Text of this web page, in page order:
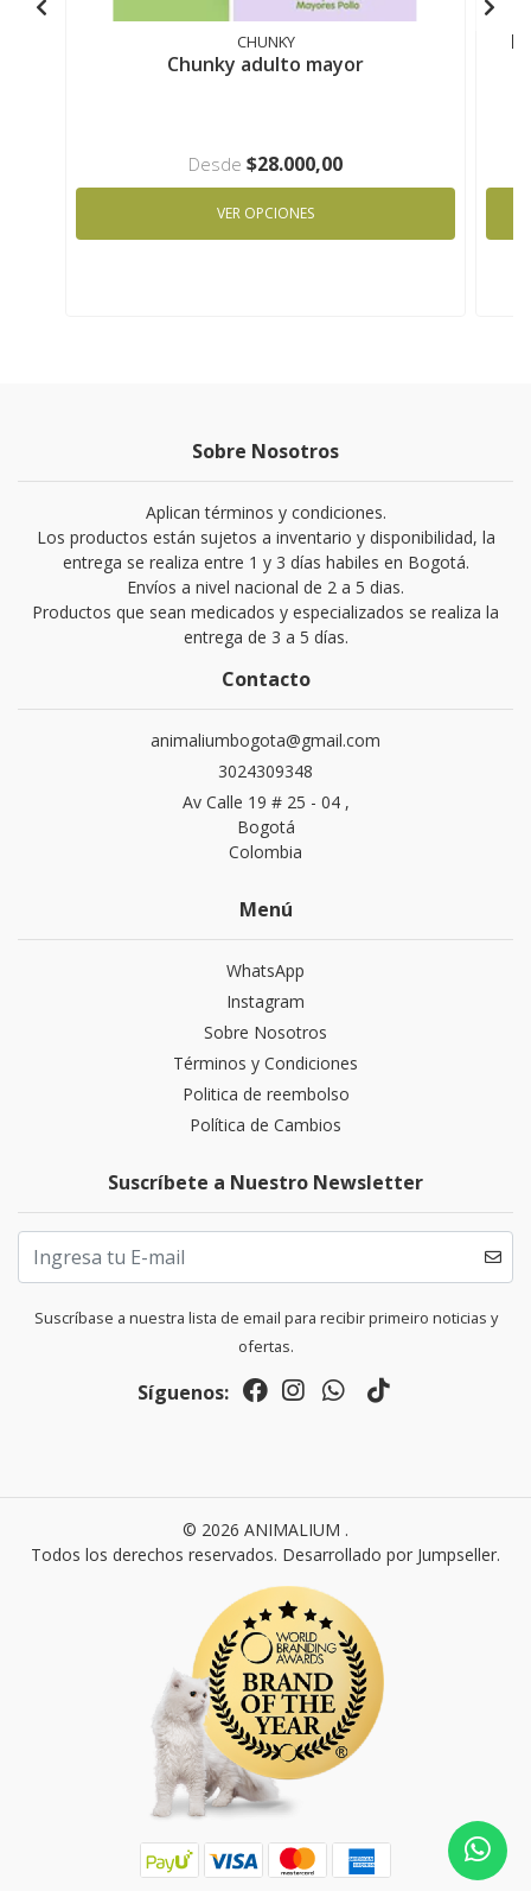
CHUNKY
Chunky adulto mayor
Desde $28.000,00
VER OPCIONES
Sobre Nosotros
Aplican términos y condiciones.
Los productos están sujetos a inventario y disponibilidad, la
entrega se realiza entre 1 y 3 días habiles en Bogotá.
Envíos a nivel nacional de 2 a 5 dias.
Productos que sean medicados y especializados se realiza la
entrega de 3 a 5 días.
Contacto
animaliumbogota@gmail.com
3024309348
Av Calle 19 # 25 - 04 ,
Bogotá
Colombia
Menú
WhatsApp
Instagram
Sobre Nosotros
Términos y Condiciones
Politica de reembolso
Política de Cambios
Suscríbete a Nuestro Newsletter
Suscríbase a nuestra lista de email para recibir primeiro noticias y
ofertas.
Síguenos:
© 2026 ANIMALIUM .
Todos los derechos reservados. Desarrollado por Jumpseller.